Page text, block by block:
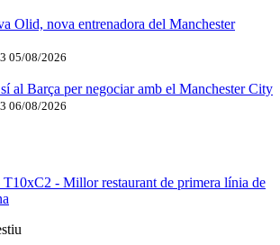
Olid, nova entrenadora del Manchester
05/08/2026
al Barça per negociar amb el Manchester City
06/08/2026
T10xC2 - Millor restaurant de primera línia de